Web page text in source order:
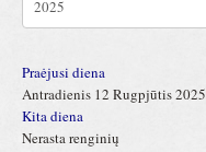
Praėjusi diena
Antradienis 12 Rugpjūtis 2025
Kita diena
Nerasta renginių